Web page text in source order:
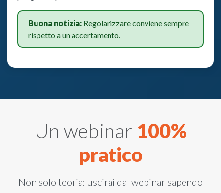
Buona notizia: Regolarizzare conviene sempre
rispetto a un accertamento.
Un webinar 100%
pratico
Non solo teoria: uscirai dal webinar sapendo